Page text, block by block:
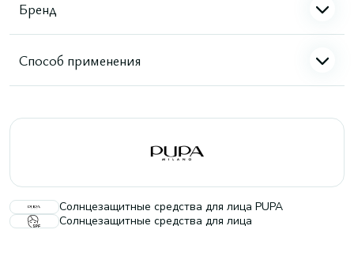
Бренд
Способ применения
Солнцезащитные средства для лица PUPA
Солнцезащитные средства для лица